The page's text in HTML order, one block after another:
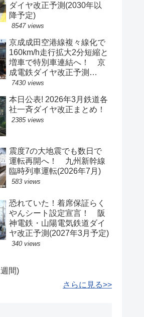
ダイヤ改正予測(2030年以
降予定)
8547 views
京成成田空港線複々線化で
160km/h走行拡大2分短縮と
増車で特別車連結へ！ 京
成電鉄ダイヤ改正予測
(2029年以降予定)
7430 views
本日公表! 2026年3月鉄道各
社一斉ダイヤ改正まとめ！
2385 views
震度7の大地震でも数日で
運転再開へ！ 九州新幹線
臨時列車運転(2026年7月)
583 views
恐れていた！着席保証らく
やんシート設定宣言！ 阪
神電鉄・山陽電気鉄道ダイ
ヤ改正予測(2027年3月予定)
340 views
間)
さらに見る>>